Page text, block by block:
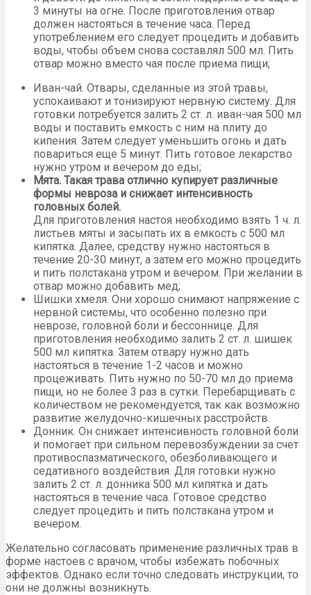
3 минуты на огне. После приготовления отвар
должен настояться в течение часа. Перед
употреблением его следует процедить и добавить
воды, чтобы объем снова составлял 500 мл. Пить
отвар можно вместо чая после приема пищи;
Иван-чай. Отвары, сделанные из этой травы,
успокаивают и тонизируют нервную систему. Для
готовки потребуется залить 2 ст. л. иван-чая 500 мл
воды и поставить емкость с ним на плиту до
кипения. Затем следует уменьшить огонь и дать
повариться еще 5 минут. Пить готовое лекарство
нужно утром и вечером до еды;
Мята. Такая трава отлично купирует различные
формы невроза и снижает интенсивность
головных болей.
Для приготовления настоя необходимо взять 1 ч. л.
листьев мяты и засыпать их в емкость с 500 мл
кипятка. Далее, средству нужно настояться в
течение 20-30 минут, а затем его можно процедить
и пить полстакана утром и вечером. При желании в
отвар можно добавить мед;
Шишки хмеля. Они хорошо снимают напряжение с
нервной системы, что особенно полезно при
неврозе, головной боли и бессоннице. Для
приготовления необходимо залить 2 ст. л. шишек
500 мл кипятка. Затем отвару нужно дать
настояться в течение 1-2 часов и можно
процеживать. Пить нужно по 50-70 мл до приема
пищи, но не более 3 раз в сутки. Перебарщивать с
количеством не рекомендуется, так как возможно
развитие желудочно-кишечных расстройств.
Донник. Он снижает интенсивность головной боли
и помогает при сильном перевозбуждении за счет
противоспазматического, обезболивающего и
седативного воздействия. Для готовки нужно
залить 2 ст. л. донника 500 мл кипятка и дать
настояться в течение часа. Готовое средство
следует процедить и пить полстакана утром и
вечером.
Желательно согласовать применение различных трав в
форме настоев с врачом, чтобы избежать побочных
эффектов. Однако если точно следовать инструкции, то
они не должны возникнуть.